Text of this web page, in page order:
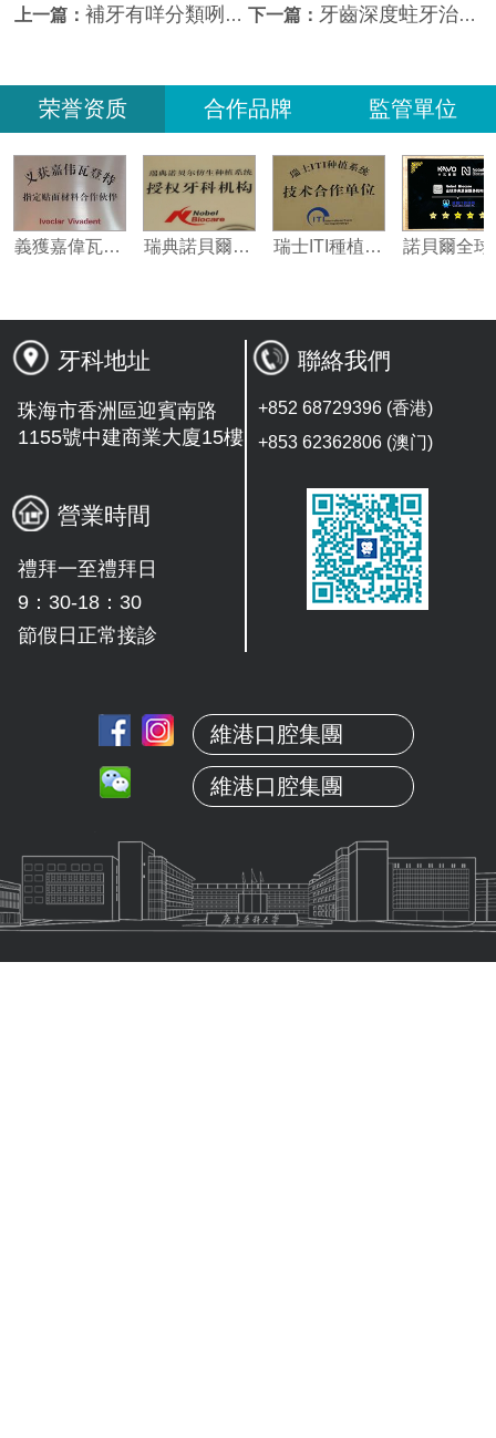
上一篇：補牙有咩分類咧？珠海補牙收費2023 下一篇： 牙齒深度蛀牙治療時需要注意啲乜？維港口腔科普
荣誉资质 合作品牌 監管單位
義獲嘉偉瓦特登指定合作夥伴 瑞典諾貝爾種植系統授權機構 瑞士ITI種植系統技術合作單位
牙科地址
珠海市香洲區迎賓南路
1155號中建商業大廈15樓
營業時間
禮拜一至禮拜日
9：30-18：30
節假日正常接診
維港口腔集團
維港口腔集團
聯絡我們
+852 68729396 (香港)
+853 62362806 (澳门)